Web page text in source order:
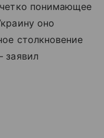
четко понимающее
оно
столкновение
заявил